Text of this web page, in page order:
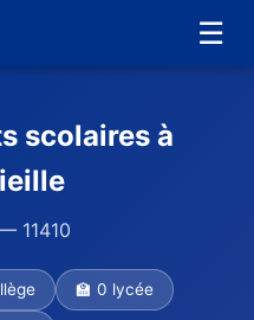
☰
scolaires à
11410
🏫 0 lycée